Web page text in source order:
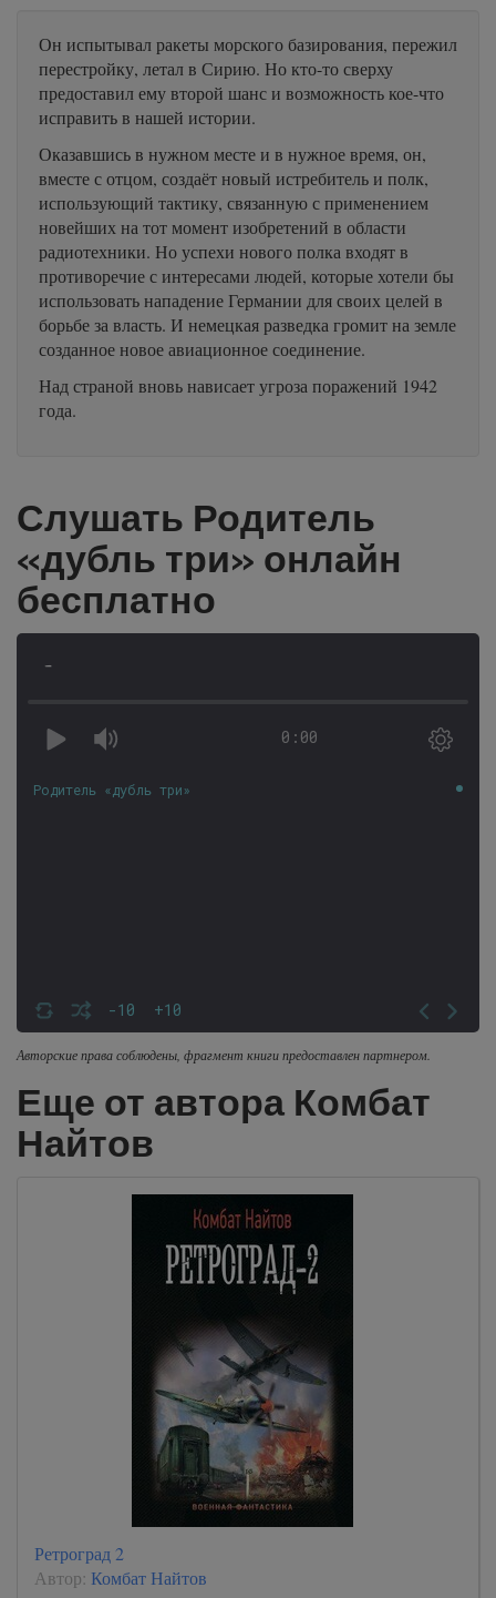
Он испытывал ракеты морского базирования, пережил
перестройку, летал в Сирию. Но кто-то сверху
предоставил ему второй шанс и возможность кое-что
исправить в нашей истории.
Оказавшись в нужном месте и в нужное время, он,
вместе с отцом, создаёт новый истребитель и полк,
использующий тактику, связанную с применением
новейших на тот момент изобретений в области
радиотехники. Но успехи нового полка входят в
противоречие с интересами людей, которые хотели бы
использовать нападение Германии для своих целей в
борьбе за власть. И немецкая разведка громит на земле
созданное новое авиационное соединение.
Над страной вновь нависает угроза поражений 1942
года.
Слушать Родитель
«дубль три» онлайн
бесплатно
-
0:00
-10 +10
Родитель «дубль три»
Авторские права соблюдены, фрагмент книги предоставлен партнером.
Еще от автора Комбат
Найтов
Ретроград 2
Автор: Комбат Найтов